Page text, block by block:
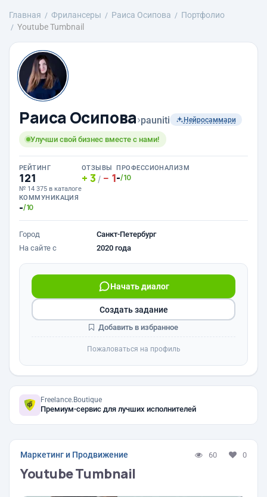
Главная Фрилансеры Раиса Осипова
Портфолио
Youtube Tumbnail
Раиса Осипова›pauniti Нейросаммари
Улучши свой бизнес вместе с нами!
РЕЙТИНГ
121
№ 14 375 в каталоге
ОТЗЫВЫ
3 / 1
ПРОФЕССИОНАЛИЗМ
-/10
КОММУНИКАЦИЯ
-/10
Город
Санкт-Петербург
На сайте с
2020 года
Начать диалог
Создать задание
Добавить в избранное
Пожаловаться на профиль
Freelance.Boutique
Премиум-сервис для лучших исполнителей
Маркетинг и Продвижение 60 0
Youtube Tumbnail